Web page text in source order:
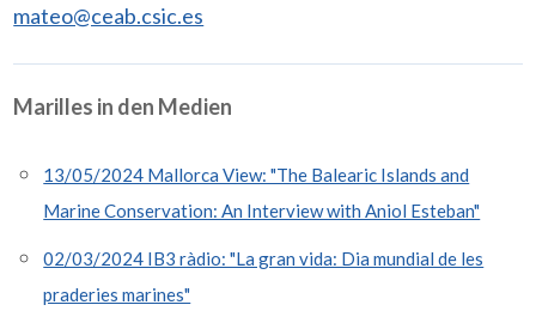
mateo@ceab.csic.es
Marilles in den Medien
13/05/2024 Mallorca View: "The Balearic Islands and
Marine Conservation: An Interview with Aniol Esteban"
02/03/2024 IB3 ràdio: "La gran vida: Dia mundial de les
praderies marines"